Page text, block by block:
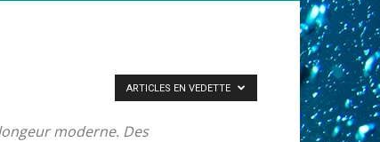
moderne. Des
ARTICLES EN VEDETTE